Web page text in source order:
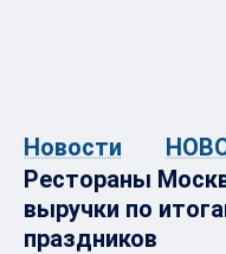
Новости
Рестораны
выручки по
праздников